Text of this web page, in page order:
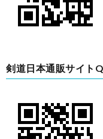
剣道日本通販サイト